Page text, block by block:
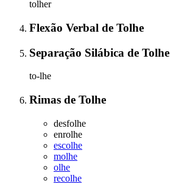
tolher
Flexão Verbal de Tolhe
Separação Silábica de Tolhe
to-lhe
Rimas de Tolhe
desfolhe
enrolhe
escolhe
molhe
olhe
recolhe